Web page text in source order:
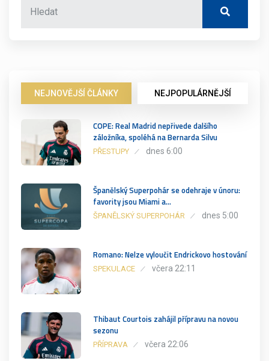
NEJNOVĚJŠÍ ČLÁNKY NEJPOPULÁRNĚJŠÍ
COPE: Real Madrid nepřivede dalšího
záložníka, spoléhá na Bernarda Silvu
PŘESTUPY dnes 6:00
Španělský Superpohár se odehraje v únoru:
favority jsou Miami a…
ŠPANĚLSKÝ SUPERPOHÁR dnes 5:00
Romano: Nelze vyloučit Endrickovo hostování
SPEKULACE včera 22:11
Thibaut Courtois zahájil přípravu na novou
sezonu
PŘÍPRAVA včera 22:06